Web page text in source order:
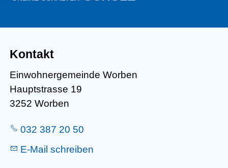
Kontakt
Einwohnergemeinde Worben
Hauptstrasse 19
3252 Worben
032 387 20 50
E-Mail schreiben